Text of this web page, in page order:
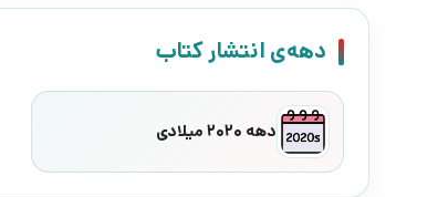
دهه‌ی انتشار کتاب
دهه 2020 میلادی